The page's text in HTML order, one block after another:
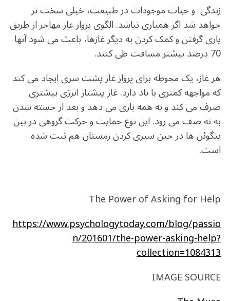
زندگی و حیات موجودات در طبیعت، خیلی سخت تر
خواهد شد اگر همیاری نباشد. الگوی پرواز غاز مهاجر از طریق
یاری گرفتن و کمک کردن به دیگر غازها، باعث می شود آنها
70 درصد بیشتر مسافت طی کنند.
هر غاز، یک محوطه برای پرواز غاز پشت سری ایجاد می کند
که مواجهه کمتری با باد دارد. غاز پیشتاز انرژی بیشتری
صرف می کند و به همه یاری می دهد و بعد از خسته شدن
به ته صف می رود. این نوع حمایت و حرکت گروهی در بین
پنگوئن ها در حین سپری کردن زمستان هم ثبت شده
است.
The Power of Asking for Help
https://www.psychologytoday.com/blog/passio
n/201601/the-power-asking-help?
collection=1084313
IMAGE SOURCE